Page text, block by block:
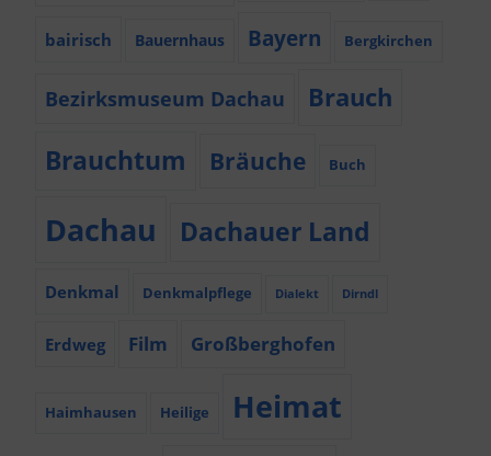
bairisch Bauernhaus Bayern Bergkirchen
Bezirksmuseum Dachau Brauch
Brauchtum Bräuche Buch
Dachau Dachauer Land
Denkmal Denkmalpflege Dialekt Dirndl
Erdweg Film Großberghofen
Haimhausen Heilige Heimat